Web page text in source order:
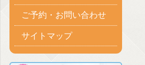
ご予約・お問い合わせ
サイトマップ